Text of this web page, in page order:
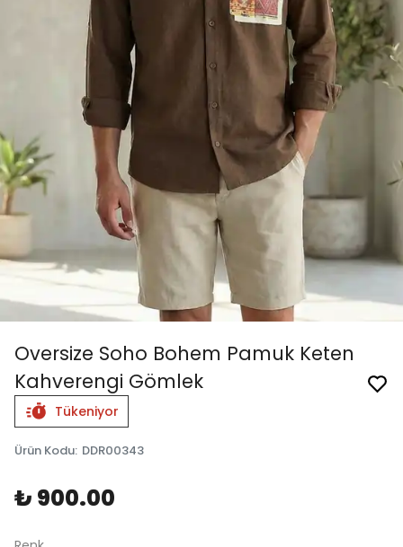
Oversize Soho Bohem Pamuk Keten
Kahverengi Gömlek
Tükeniyor
Ürün Kodu: DDR00343
₺ 900.00